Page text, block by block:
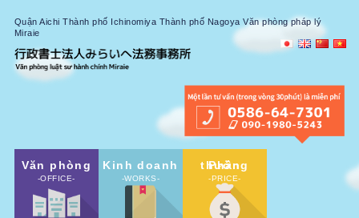
Quận Aichi Thành phố Ichinomiya Thành phố Nagoya Văn phòng pháp lý
Miraie
Văn phòng
-OFFICE-
Kinh doanh
-WORKS-
Phần thưởng
-PRICE-